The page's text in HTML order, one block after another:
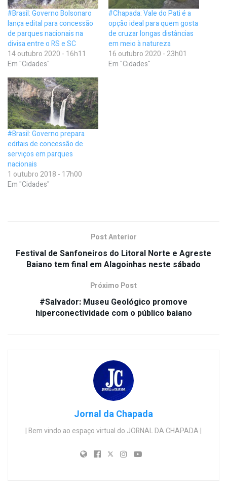
#Brasil: Governo Bolsonaro
lança edital para concessão
de parques nacionais na
divisa entre o RS e SC
14 outubro 2020 - 16h11
Em "Cidades"
#Chapada: Vale do Pati é a
opção ideal para quem gosta
de cruzar longas distâncias
em meio à natureza
16 outubro 2020 - 23h01
Em "Cidades"
#Brasil: Governo prepara
editais de concessão de
serviços em parques
nacionais
1 outubro 2018 - 17h00
Em "Cidades"
Post Anterior
Festival de Sanfoneiros do Litoral Norte e Agreste
Baiano tem final em Alagoinhas neste sábado
Próximo Post
#Salvador: Museu Geológico promove
hiperconectividade com o público baiano
Jornal da Chapada
| Bem vindo ao espaço virtual do JORNAL DA CHAPADA |